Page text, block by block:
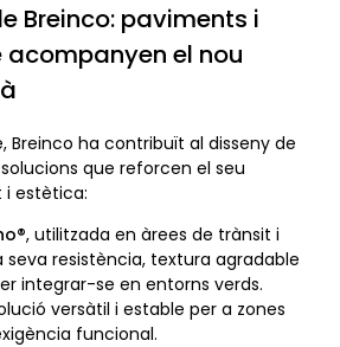
Breinco: paviments i
el nou
Breinco ha contribuït al disseny de
que reforcen el seu
estètica:
, utilitzada en àrees de trànsit i
seva resistència, textura agradable
integrar-se en entorns verds.
versàtil i estable per a zones
funcional.